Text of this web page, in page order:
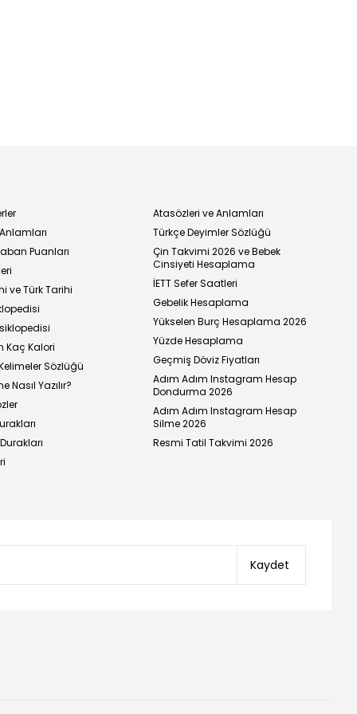
Puanları
ve Türk Tarihi
Kaç Kalori
Sözlüğü
Nasıl Yazılır?
Atasözleri ve Anlamları
Türkçe Deyimler Sözlüğü
Çin Takvimi 2026 ve Bebek
Cinsiyeti Hesaplama
İETT Sefer Saatleri
Gebelik Hesaplama
Yükselen Burç Hesaplama 2026
Yüzde Hesaplama
Geçmiş Döviz Fiyatları
Adım Adım Instagram Hesap
Dondurma 2026
Adım Adım Instagram Hesap
Silme 2026
Resmi Tatil Takvimi 2026
Kaydet